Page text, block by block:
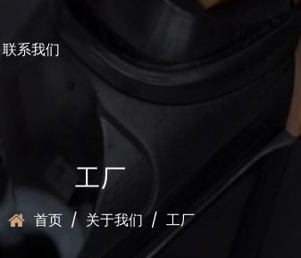
联系我们
工厂
首页 / 关于我们 / 工厂